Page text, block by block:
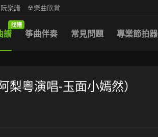
譜
找譜
筝曲伴奏 常見問題 專業節拍器
樂譜 ☢樂曲欣賞
粵演唱-玉面小嫣然）